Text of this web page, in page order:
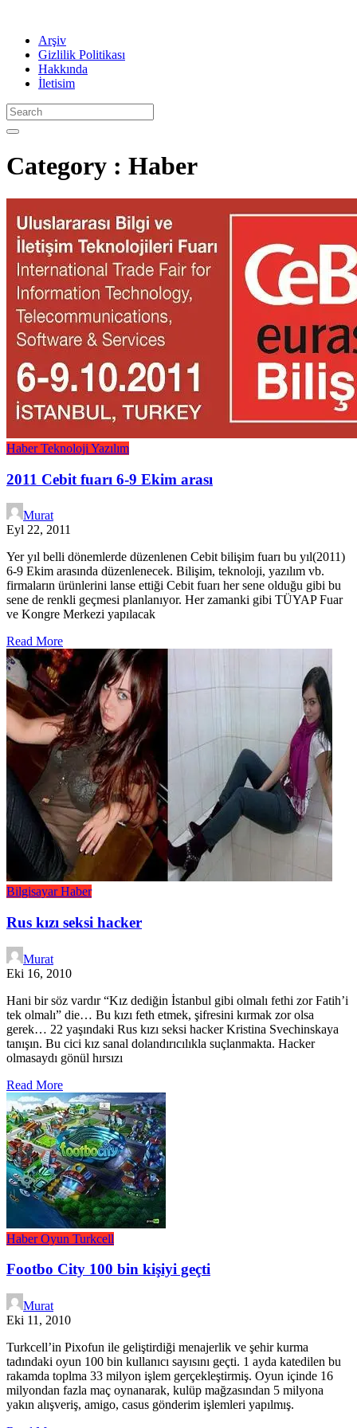
Arşiv
Gizlilik Politikası
Hakkında
İletisim
Category : Haber
HaberTeknoloji Yazılım
2011 Cebit fuarı 6-9 Ekim arası
Murat
Eyl 22, 2011
Yer yıl belli dönemlerde düzenlenen Cebit bilişim fuarı bu yıl(2011)
6-9 Ekim arasında düzenlenecek. Bilişim, teknoloji, yazılım vb.
firmaların ürünlerini lanse ettiği Cebit fuarı her sene olduğu gibi bu
sene de renkli geçmesi planlanıyor. Her zamanki gibi TÜYAP Fuar
ve Kongre Merkezi yapılacak
Read More
BilgisayarHaber
Rus kızı seksi hacker
Murat
Eki 16, 2010
Hani bir söz vardır “Kız dediğin İstanbul gibi olmalı fethi zor Fatih’i
tek olmalı” die… Bu kızı feth etmek, şifresini kırmak zor olsa
gerek… 22 yaşındaki Rus kızı seksi hacker Kristina Svechinskaya
tanışın. Bu cici kız sanal dolandırıcılıkla suçlanmakta. Hacker
olmasaydı gönül hırsızı
Read More
HaberOyun Turkcell
Footbo City 100 bin kişiyi geçti
Murat
Eki 11, 2010
Turkcell’in Pixofun ile geliştirdiği menajerlik ve şehir kurma
tadındaki oyun 100 bin kullanıcı sayısını geçti. 1 ayda katedilen bu
rakamda toplma 33 milyon işlem gerçekleştirmiş. Oyun içinde 16
milyondan fazla maç oynanarak, kulüp mağzasından 5 milyona
yakın alışveriş, amigo, casus gönderim işlemleri yapılmış.